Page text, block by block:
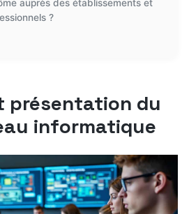
auprès des établissements et
?
présentation du
informatique